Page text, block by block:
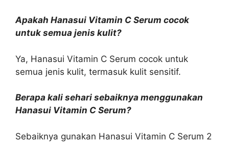
Apakah Hanasui Vitamin C Serum cocok
untuk semua jenis kulit?
Ya, Hanasui Vitamin C Serum cocok untuk
semua jenis kulit, termasuk kulit sensitif.
Berapa kali sehari sebaiknya menggunakan
Hanasui Vitamin C Serum?
Sebaiknya gunakan Hanasui Vitamin C Serum 2